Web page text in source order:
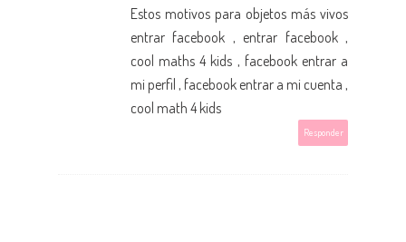
Estos motivos para objetos más vivos
entrar facebook , entrar facebook,
cool maths 4 kids , facebook entrar a
mi perfil , facebook entrar a mi cuenta ,
cool math 4 kids
Responder